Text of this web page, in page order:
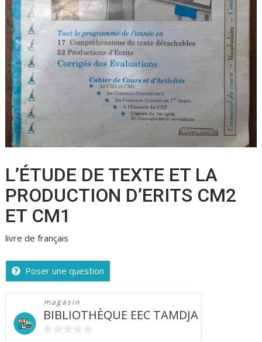
L’ÉTUDE DE TEXTE ET LA
PRODUCTION D’ERITS CM2
ET CM1
livre de français
Poser une question
magasin
BIBLIOTHÈQUE EEC TAMDJA